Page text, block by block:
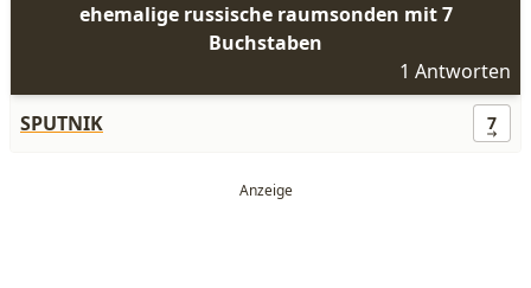
ehemalige russische raumsonden mit 7
Buchstaben
1 Antworten
SPUTNIK
7